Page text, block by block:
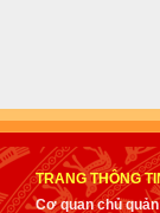
TRANG THÔNG
Cơ quan chủ